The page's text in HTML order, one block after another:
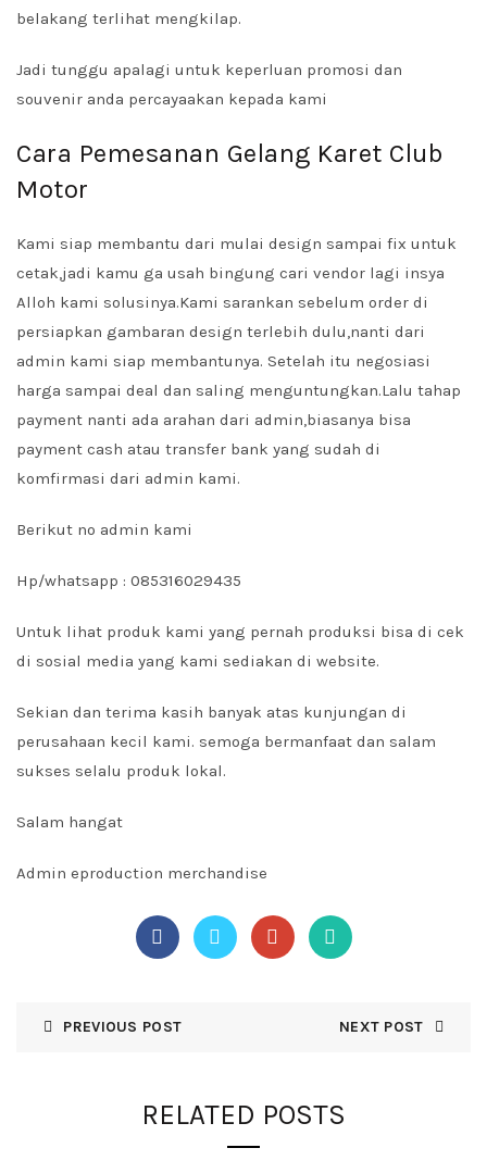
belakang terlihat mengkilap.
Jadi tunggu apalagi untuk keperluan promosi dan
souvenir anda percayaakan kepada kami
Cara Pemesanan Gelang Karet Club
Motor
Kami siap membantu dari mulai design sampai fix untuk
cetak,jadi kamu ga usah bingung cari vendor lagi insya
Alloh kami solusinya.Kami sarankan sebelum order di
persiapkan gambaran design terlebih dulu,nanti dari
admin kami siap membantunya. Setelah itu negosiasi
harga sampai deal dan saling menguntungkan.Lalu tahap
payment nanti ada arahan dari admin,biasanya bisa
payment cash atau transfer bank yang sudah di
komfirmasi dari admin kami.
Berikut no admin kami
Hp/whatsapp : 085316029435
Untuk lihat produk kami yang pernah produksi bisa di cek
di sosial media yang kami sediakan di website.
Sekian dan terima kasih banyak atas kunjungan di
perusahaan kecil kami. semoga bermanfaat dan salam
sukses selalu produk lokal.
Salam hangat
Admin eproduction merchandise
PREVIOUS POST NEXT POST
RELATED POSTS